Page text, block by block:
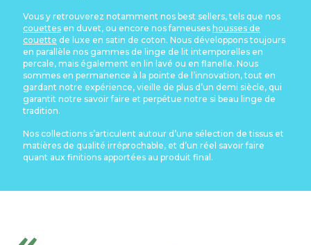
Vous y retrouverez notamment nos best sellers, tels que nos
couettes en duvet, ou encore nosfameuses housses de
couette de luxe en satin de coton. Nous développons toujours
en parallèle nos gammes de linge de lit intemporelles en
percale, mais également en lin lavé ou en flanelle. Nous
sommes en permanence à la pointe de l’innovation, tout en
gardant notre expérience, vieille de plus d’un demi siècle, qui
garantit notre savoir faire et perpétue notre si beau linge de
tradition.
Nos collections s’articulent autour d’une sélection de tissus et
matières de qualité irréprochable, et d’un réel savoir faire
quant aux finitions apportées au produit final.